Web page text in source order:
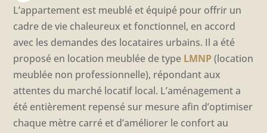
L’appartement est meublé et équipé pour offrir un
cadre de vie chaleureux et fonctionnel, en accord
avec les demandes des locataires urbains. Il a été
proposé en location meublée de type LMNP(location
meublée non professionnelle), répondant aux
attentes du marché locatif local. L’aménagement a
été entièrement repensé sur mesure afin d’optimiser
chaque mètre carré et d’améliorer le confort au